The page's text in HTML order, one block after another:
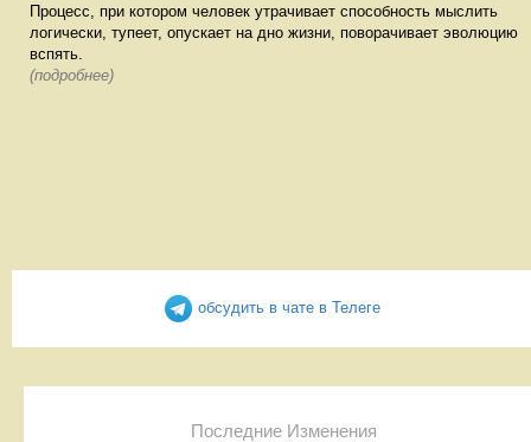
Процесс, при котором человек утрачивает способность мыслить
логически, тупеет, опускает на дно жизни, поворачивает эволюцию
вспять.
(подробнее)
обсудить в чате в Телеге
Последние Изменения